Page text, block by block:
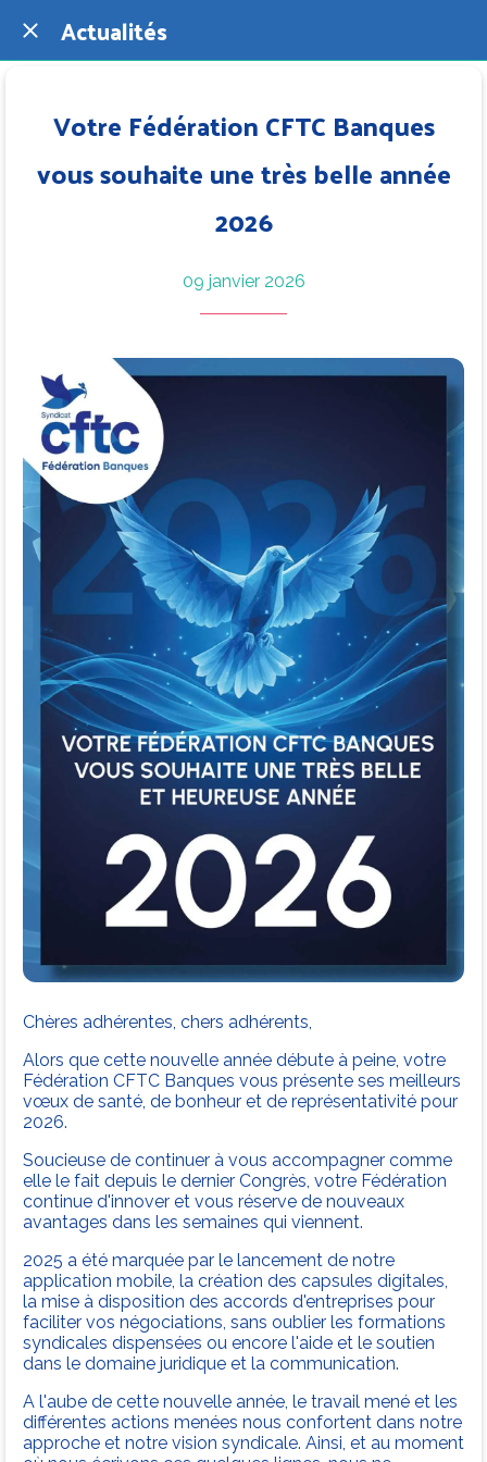
Actualités
Votre Fédération CFTC Banques
vous souhaite une très belle année
2026
09 janvier 2026
Chères adhérentes, chers adhérents,
Alors que cette nouvelle année débute à peine, votre
Fédération CFTC Banques vous présente ses meilleurs
vœux de santé, de bonheur et de représentativité pour
2026.
Soucieuse de continuer à vous accompagner comme
elle le fait depuis le dernier Congrès, votre Fédération
continue d'innover et vous réserve de nouveaux
avantages dans les semaines qui viennent.
2025 a été marquée par le lancement de notre
application mobile, la création des capsules digitales,
la mise à disposition des accords d'entreprises pour
faciliter vos négociations, sans oublier les formations
syndicales dispensées ou encore l'aide et le soutien
dans le domaine juridique et la communication.
A l'aube de cette nouvelle année, le travail mené et les
différentes actions menées nous confortent dans notre
approche et notre vision syndicale. Ainsi, et au moment